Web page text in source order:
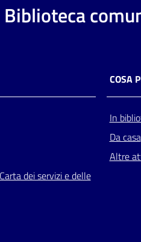
Biblioteca
dei servizi e delle
COSA
In
Da casa
Altre